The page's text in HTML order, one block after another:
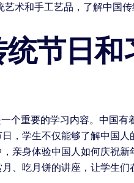
术和手工艺品，了解中国传
节日和
个重要的学习内容。中国
，学生不仅能够了解中国
亲身体验中国人如何庆祝
、吃月饼的讲座，让学生